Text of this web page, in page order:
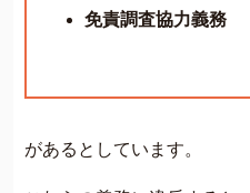
免責調査協力義務
があるとしています。